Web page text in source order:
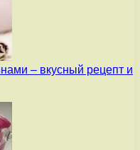
– вкусный рецепт и